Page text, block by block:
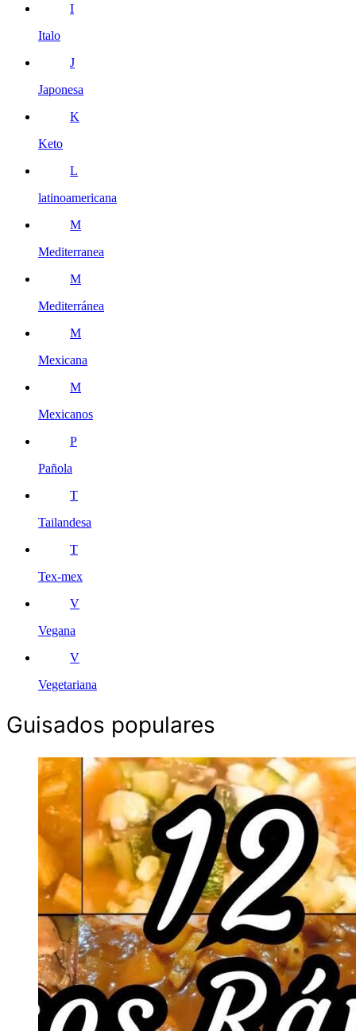
I
Italo
J
Japonesa
K
Keto
L
latinoamericana
M
Mediterranea
M
Mediterránea
M
Mexicana
M
Mexicanos
P
Pañola
T
Tailandesa
T
Tex-mex
V
Vegana
V
Vegetariana
Guisados populares